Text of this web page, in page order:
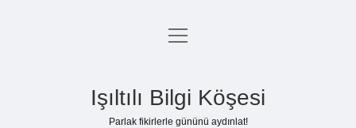
Anasayfa
Yasal Uyarı
menüyü
Işıltılı Bilgi Köşesi
Parlak fikirlerle gününü aydınlat!